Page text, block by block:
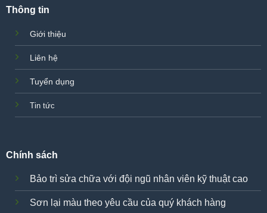
Thông tin
Giới thiệu
Liên hệ
Tuyển dụng
Tin tức
Chính sách
Bảo trì sửa chữa với đội ngũ nhân viên kỹ thuật cao
Sơn lại màu theo yêu cầu của quý khách hàng